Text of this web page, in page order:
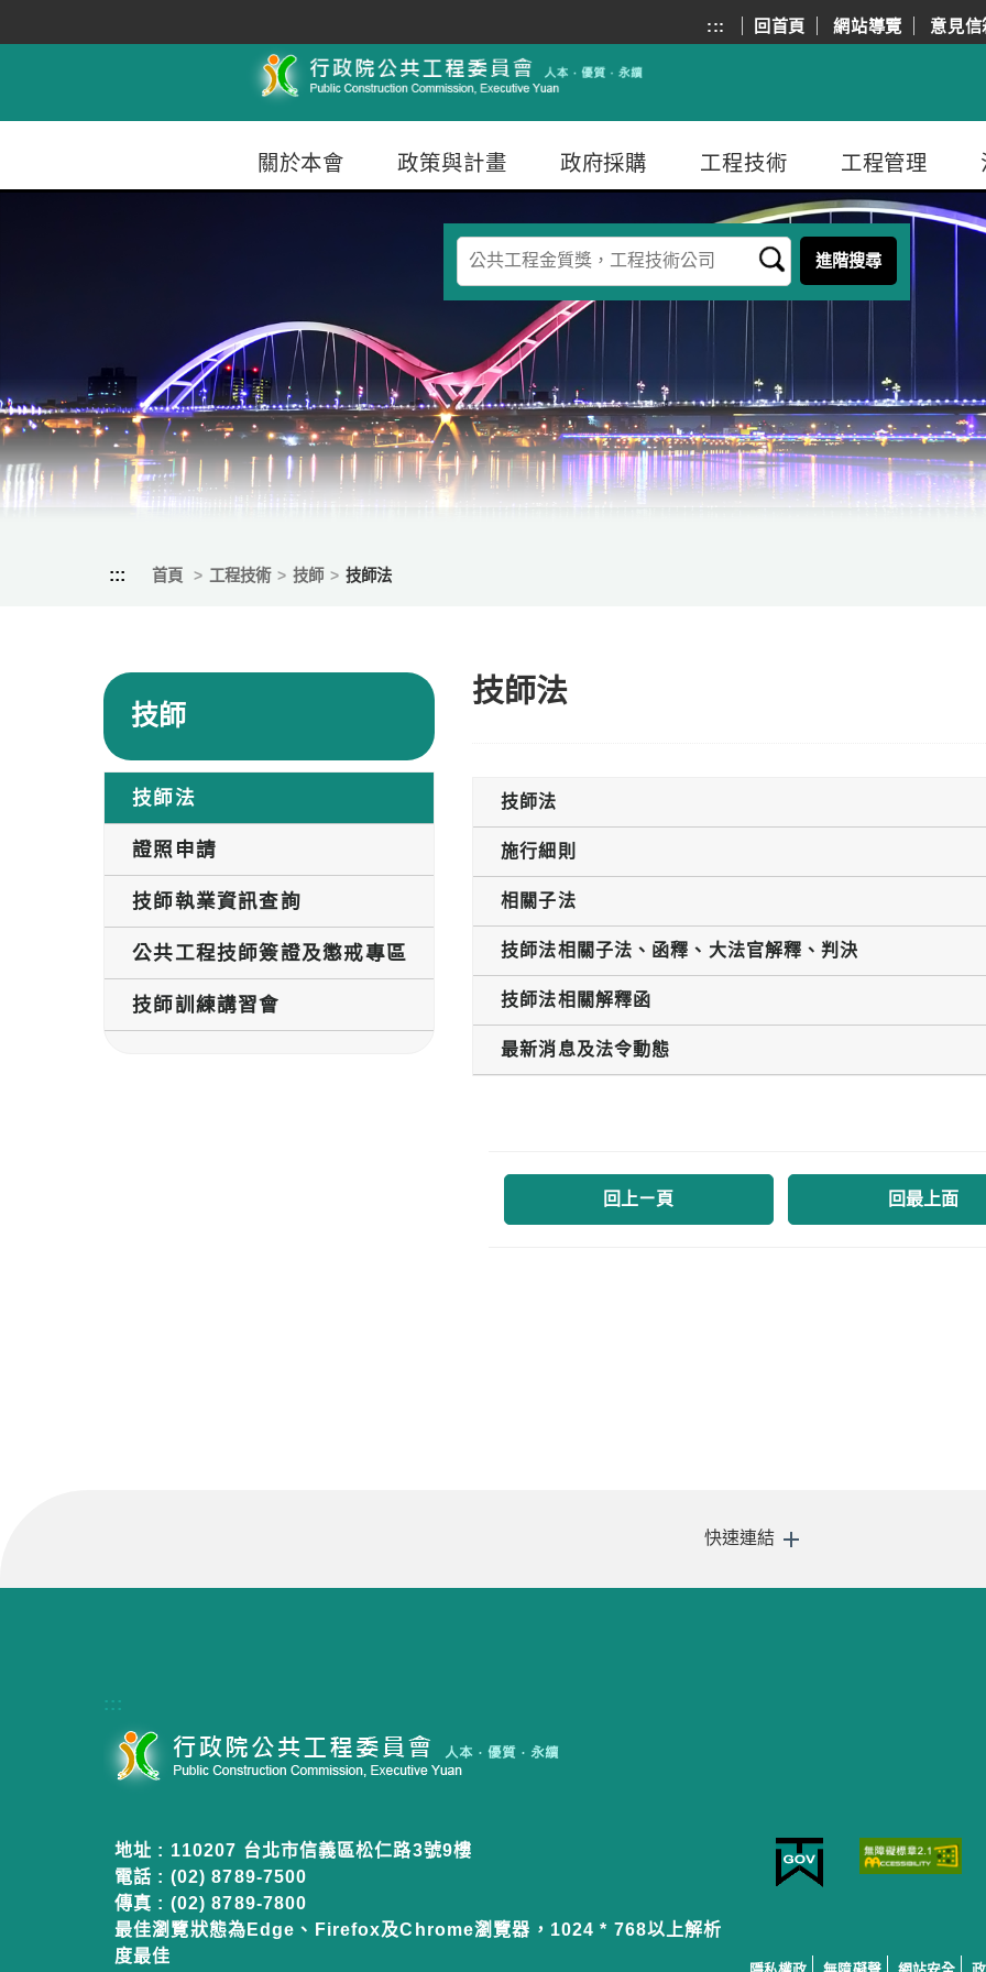
行政院公共工程委員會 ::: 回首頁 網站導覽 意見信
關於本會 政策與計畫 政府採購 工程技術 工程管理
查
條
進階搜尋
::: 首頁 工程技術 技師 技師法
技師
技師法
證照申請
技師執業資訊查詢
公共工程技師簽證及懲戒專區
技師訓練講習會
技師法
技師法
施行細則
相關子法
技師法相關子法、函釋、大法官解釋、判決
技師法相關解釋函
最新消息及法令動態
回上ㄧ頁 回最上面
快速連結
:::
地址 : 110207 台北市信義區松仁路3號9樓
電話 : (02) 8789-7500
傳真 : (02) 8789-7800
最佳瀏覽狀態為Edge、Firefox及Chrome瀏覽器，1024 * 768以上解析
度最佳